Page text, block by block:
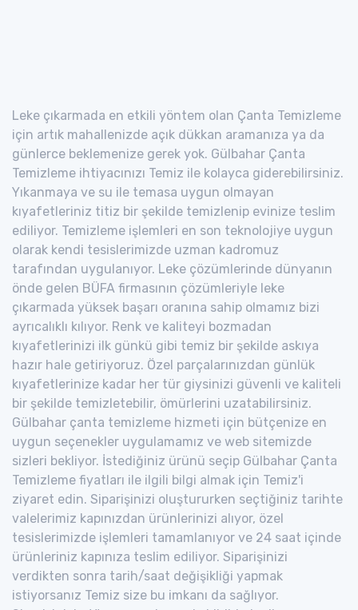
Leke çıkarmada en etkili yöntem olan Çanta Temizleme
için artık mahallenizde açık dükkan aramanıza ya da
günlerce beklemenize gerek yok. Gülbahar Çanta
Temizleme ihtiyacınızı Temiz ile kolayca giderebilirsiniz.
Yıkanmaya ve su ile temasa uygun olmayan
kıyafetleriniz titiz bir şekilde temizlenip evinize teslim
ediliyor. Temizleme işlemleri en son teknolojiye uygun
olarak kendi tesislerimizde uzman kadromuz
tarafından uygulanıyor. Leke çözümlerinde dünyanın
önde gelen BÜFA firmasının çözümleriyle leke
çıkarmada yüksek başarı oranına sahip olmamız bizi
ayrıcalıklı kılıyor. Renk ve kaliteyi bozmadan
kıyafetlerinizi ilk günkü gibi temiz bir şekilde askıya
hazır hale getiriyoruz. Özel parçalarınızdan günlük
kıyafetlerinize kadar her tür giysinizi güvenli ve kaliteli
bir şekilde temizletebilir, ömürlerini uzatabilirsiniz.
Gülbahar çanta temizleme hizmeti için bütçenize en
uygun seçenekler uygulamamız ve web sitemizde
sizleri bekliyor. İstediğiniz ürünü seçip Gülbahar Çanta
Temizleme fiyatları ile ilgili bilgi almak için Temiz'i
ziyaret edin. Siparişinizi oluştururken seçtiğiniz tarihte
valelerimiz kapınızdan ürünlerinizi alıyor, özel
tesislerimizde işlemleri tamamlanıyor ve 24 saat içinde
ürünleriniz kapınıza teslim ediliyor. Siparişinizi
verdikten sonra tarih/saat değişikliği yapmak
istiyorsanız Temiz size bu imkanı da sağlıyor.